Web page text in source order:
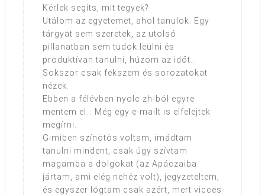
Kérlek segíts, mit tegyek?
Utálom az egyetemet, ahol tanulok. Egy
tárgyat sem szeretek, az utolsó
pillanatban sem tudok leülni és
produktívan tanulni, húzom az időt…
Sokszor csak fekszem és sorozatokat
nézek.
Ebben a félévben nyolc zh-ból egyre
mentem el… Még egy e-mailt is elfelejtek
megírni.
Gimiben színötös voltam, imádtam
tanulni mindent, csak úgy szívtam
magamba a dolgokat (az Apáczaiba
jártam, ami elég nehéz volt), jegyzeteltem,
és egyszer lógtam csak azért, mert vicces